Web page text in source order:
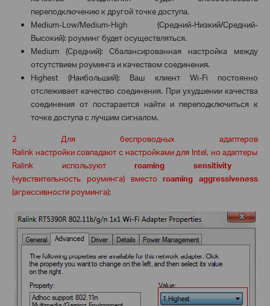
переподключению к другой точке доступа.
Medium-Low/Medium-High(Средний-Низкий/Средний-
Высокий): роуминг будет осуществляться.
Medium(Средний): Сбалансированная настройка между
отсутствием роуминга и качеством соединения.
Highest (Наибольший): Ваш клиент Wi-Fi постоянно
отслеживает качество соединения. При ухудшении качества
соединения от постарается найти и переподключиться к
точке доступа с лучшим сигналом.
2 Для беспроводных адаптеров
Ralink настройкисовпадаютс настройками для Intel, ноадаптеры
Ralink используют
roaming sensitivity
(чувствительность роуминга) вместо
roaming aggressiveness
(агрессивности роуминга):